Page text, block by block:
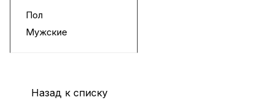
Пол
Мужские
Назад к списку